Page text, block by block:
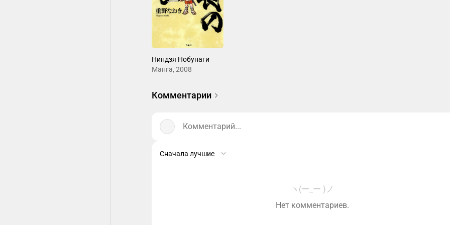
Ниндзя Нобунаги
Манга, 2008
Комментарии
Комментарий...
Сначала лучшие
ヽ(ー_ー )ノ
Нет комментариев.